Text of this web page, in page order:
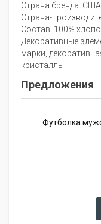
Страна бренда: США
Страна-
Состав: 100%
Декоративные
марки,
кристаллы
Предложения
Футболка